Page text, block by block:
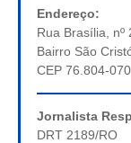
Endereço:
Rua Brasília, nº
Bairro São
CEP 76.804-070
Jornalista
DRT 2189/RO